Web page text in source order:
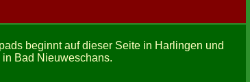
beginnt auf dieser Seite in Harlingen und
Bad Nieuweschans.